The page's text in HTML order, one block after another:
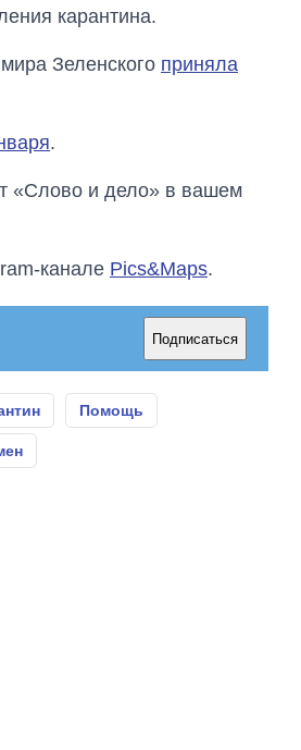
карантина.
Зеленского приняла
.
«Слово и дело» в вашем
канале Pics&Maps.
Подписаться
Помощь